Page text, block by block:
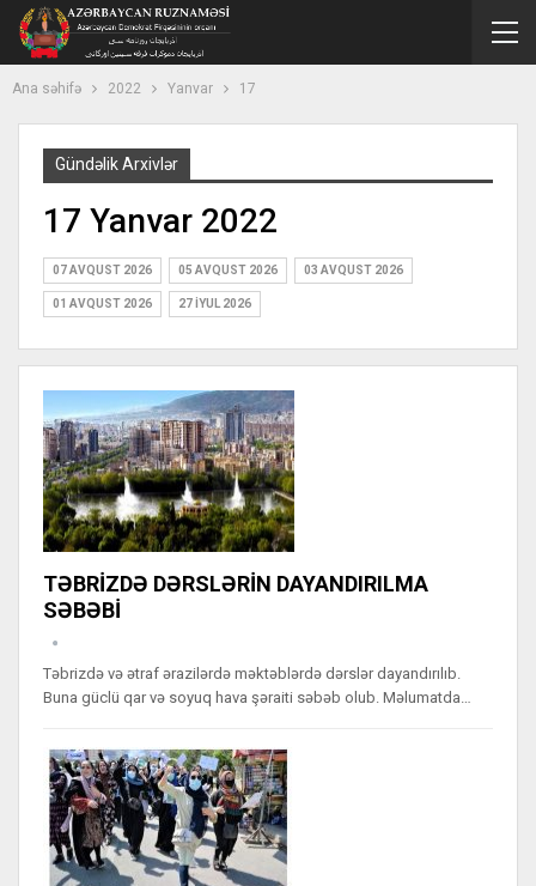
Ana səhifə 2022 Yanvar 17
Gündəlik Arxivlər
17 Yanvar 2022
07 AVQUST 2026 05 AVQUST 2026 03 AVQUST 2026
01 AVQUST 2026 27 İYUL 2026
TƏBRİZDƏ DƏRSLƏRİN DAYANDIRILMA
SƏBƏBİ
Təbrizdə və ətraf ərazilərdə məktəblərdə dərslər dayandırılıb.
Buna güclü qar və soyuq hava şəraiti səbəb olub. Məlumatda…